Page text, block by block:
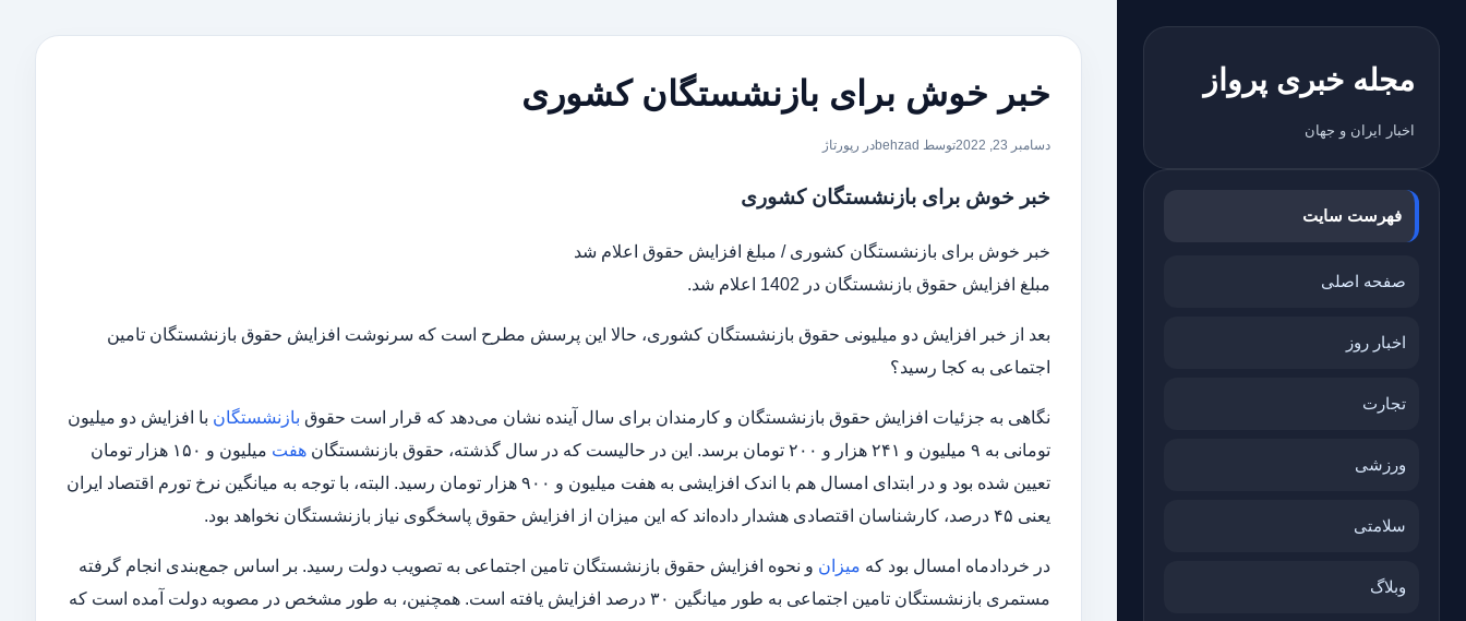
مجله خبری پرواز
اخبار ایران و جهان
فهرست سایت
صفحه اصلی
اخبار روز
تجارت
ورزشی
سلامتی
وبلاگ
خبر خوش برای بازنشستگان کشوری
دسامبر 23, 2022 توسط behzad در رپورتاژ
خبر خوش برای بازنشستگان کشوری
خبر خوش برای بازنشستگان کشوری / مبلغ افزایش حقوق اعلام شد
مبلغ افزایش حقوق بازنشستگان در 1402 اعلام شد.
بعد از خبر افزایش دو میلیونی حقوق بازنشستگان کشوری، حالا این پرسش مطرح است که سرنوشت افزایش حقوق بازنشستگان تامین
اجتماعی به کجا رسید؟
نگاهی به جزئیات افزایش حقوق بازنشستگان و کارمندان برای سال آینده نشان می‌دهد که قرار است حقوق بازنشستگان با افزایش دو میلیون
تومانی به ۹ میلیون و ۲۴۱ هزار و ۲۰۰ تومان برسد. این در حالیست که در سال گذشته، حقوق بازنشستگان
هفت
میلیون و ۱۵۰ هزار تومان
تعیین شده بود و در ابتدای امسال هم با اندک افزایشی به هفت میلیون و ۹۰۰ هزار تومان رسید. البته، با توجه به میانگین نرخ تورم اقتصاد ایران
یعنی ۴۵ درصد، کارشناسان اقتصادی هشدار داده‌اند که این میزان از افزایش حقوق پاسخگوی نیاز بازنشستگان نخواهد بود.
در خردادماه امسال بود که میزان و نحوه افزایش حقوق بازنشستگان تامین اجتماعی به تصویب دولت رسید. بر اساس جمع‌بندی انجام گرفته
مستمری بازنشستگان تامین اجتماعی به طور میانگین ۳۰ درصد افزایش یافته است. همچنین، به طور مشخص در مصوبه دولت آمده است که